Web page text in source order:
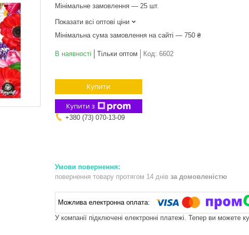
Мінімальне замовлення — 25 шт.
Показати всі оптові ціни
Мінімальна сума замовлення на сайті — 750 ₴
В наявності Тільки оптом Код: 6602
Купити
Купити з
+380 (73) 070-13-09
повернення товару протягом 14 днів за домовленістю
У компанії підключені електронні платежі. Тепер ви можете